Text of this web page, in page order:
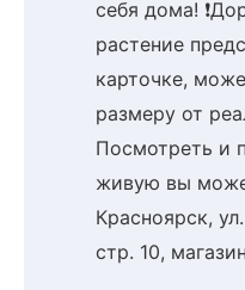
себя дома!
растение
карточке,
размеру от
Посмотреть и
живую вы
Красноярск,
стр. 10,